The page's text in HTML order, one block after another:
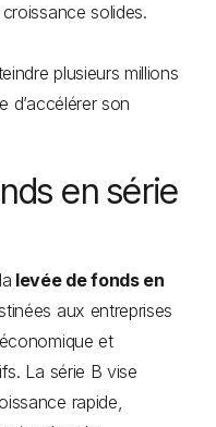
solides.
plusieurs millions
d’accélérer son
en série
levée de fonds en
aux entreprises
et
La série B vise
rapide,